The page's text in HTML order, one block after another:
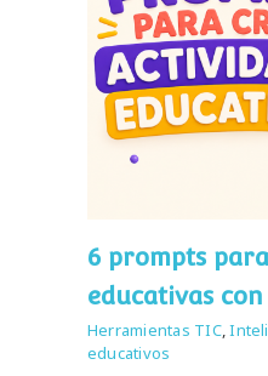
6 prompts
educativas con
Herramientas TIC,
educativos